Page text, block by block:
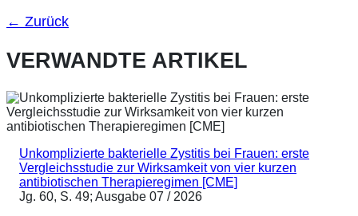
← Zurück
VERWANDTE ARTIKEL
Unkomplizierte bakterielle Zystitis bei Frauen: erste
Vergleichsstudie zur Wirksamkeit von vier kurzen
antibiotischen Therapieregimen [CME]
Jg. 60, S. 49; Ausgabe 07 / 2026